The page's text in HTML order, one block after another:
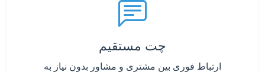
چت مستقیم
ارتباط فوری بین مشتری و مشاور بدون نیاز به